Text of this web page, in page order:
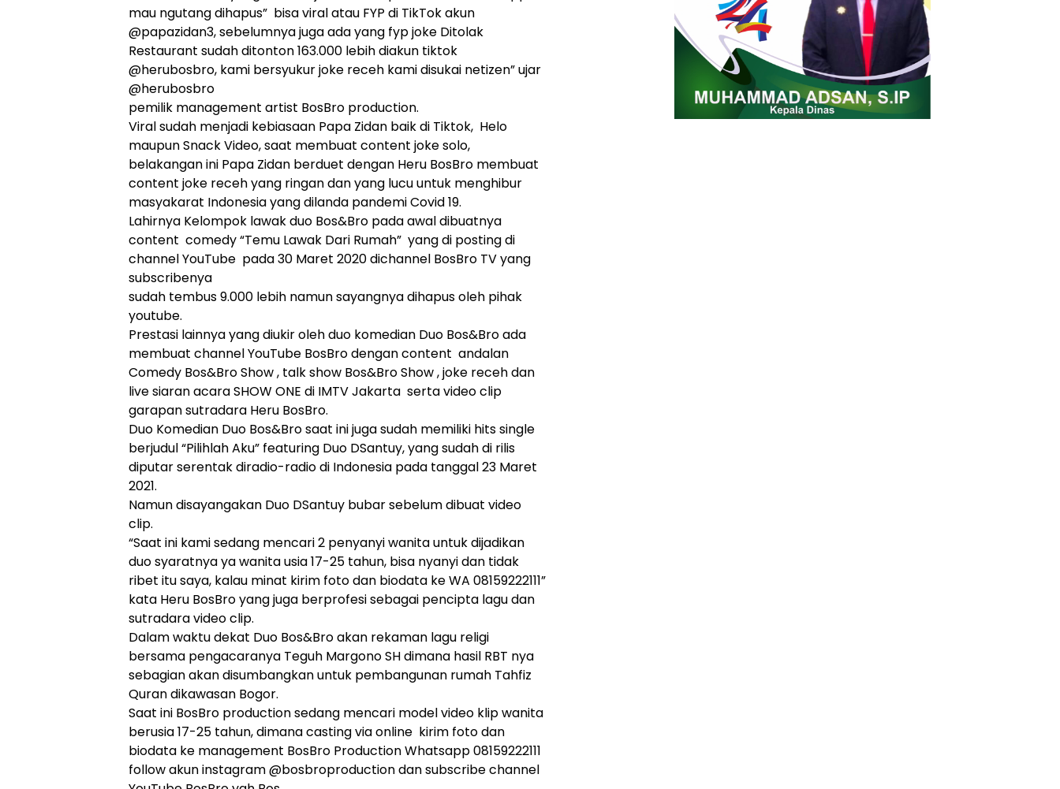
mau ngutang dihapus” bisa viral atau FYP di TikTok akun
@papazidan3, sebelumnya juga ada yang fyp joke Ditolak
Restaurant sudah ditonton 163.000 lebih diakun tiktok
@herubosbro, kami bersyukur joke receh kami disukai netizen” ujar
@herubosbro
pemilik management artist BosBro production.
Viral sudah menjadi kebiasaan Papa Zidan baik di Tiktok, Helo
maupun Snack Video, saat membuat content joke solo,
belakangan ini Papa Zidan berduet dengan Heru BosBro membuat
content joke receh yang ringan dan yang lucu untuk menghibur
masyakarat Indonesia yang dilanda pandemi Covid 19.
Lahirnya Kelompok lawak duo Bos&Bro pada awal dibuatnya
content comedy “Temu Lawak Dari Rumah” yang di posting di
channel YouTube pada 30 Maret 2020 dichannel BosBro TV yang
subscribenya
sudah tembus 9.000 lebih namun sayangnya dihapus oleh pihak
youtube.
Prestasi lainnya yang diukir oleh duo komedian Duo Bos&Bro ada
membuat channel YouTube BosBro dengan content andalan
Comedy Bos&Bro Show , talk show Bos&Bro Show , joke receh dan
live siaran acara SHOW ONE di IMTV Jakarta serta video clip
garapan sutradara Heru BosBro.
Duo Komedian Duo Bos&Bro saat ini juga sudah memiliki hits single
berjudul “Pilihlah Aku” featuring Duo DSantuy, yang sudah di rilis
diputar serentak diradio-radio di Indonesia pada tanggal 23 Maret
2021.
Namun disayangakan Duo DSantuy bubar sebelum dibuat video
clip.
“Saat ini kami sedang mencari 2 penyanyi wanita untuk dijadikan
duo syaratnya ya wanita usia 17-25 tahun, bisa nyanyi dan tidak
ribet itu saya, kalau minat kirim foto dan biodata ke WA 08159222111”
kata Heru BosBro yang juga berprofesi sebagai pencipta lagu dan
sutradara video clip.
Dalam waktu dekat Duo Bos&Bro akan rekaman lagu religi
bersama pengacaranya Teguh Margono SH dimana hasil RBT nya
sebagian akan disumbangkan untuk pembangunan rumah Tahfiz
Quran dikawasan Bogor.
Saat ini BosBro production sedang mencari model video klip wanita
berusia 17-25 tahun, dimana casting via online kirim foto dan
biodata ke management BosBro Production Whatsapp 08159222111
follow akun instagram @bosbroproduction dan subscribe channel